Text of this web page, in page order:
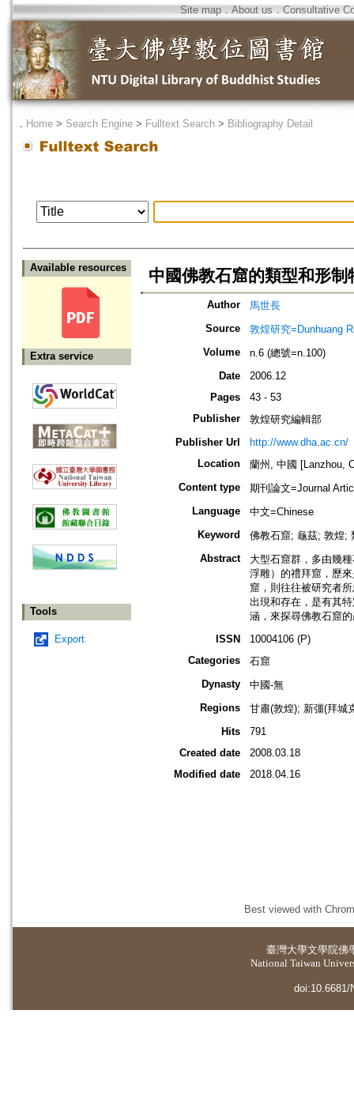
Site map．About us ． Consultative
． Home > Search Engine > Fulltext Search > Bibliography Detail
Available resources
Extra service
Tools
Export
中國佛教石窟的類型和形
Author
馬世長
Source
敦煌研究=Dunhuang
Volume
n.6 (總號=n.100)
Date
2006.12
Pages
43 - 53
Publisher
敦煌研究編輯部
Publisher Url
http://www.dha.ac.cn/
Location
蘭州, 中國 [Lanzhou,
Content type
期刊論文=Journal
Language
中文=Chinese
Keyword
佛教石窟; 龜茲; 敦煌;
Abstract
大型石窟群，多由幾
浮雕）的禮拜窟，歷
窟，則往往被研究者
出現和存在，是有其
涵，來探尋佛教石窟
ISSN
10004106 (P)
Categories
石窟
Dynasty
中國-無
Regions
甘肅(敦煌); 新彊(拜城
Hits
791
Created date
2008.03.18
Modified date
2018.04.16
Best viewed with
臺灣大學文學院佛
National Taiwan
doi:10.6681/